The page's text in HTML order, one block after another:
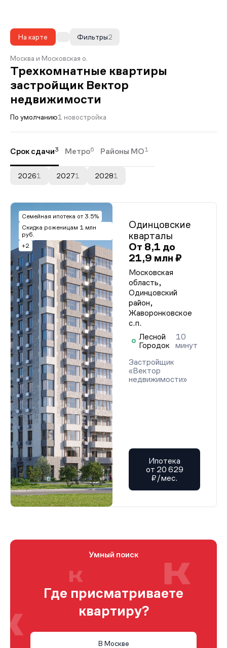
На карте 2
Фильтры
Москва и Московская о.
Трехкомнатные квартиры
застройщик Вектор
недвижимости
По умолчанию1 новостройка
Срок сдачи3 Метро6 Районы МО1
20261 20271 20281
Семейная ипотека от 3.5%
Скидка роженицам 1 млн
руб.
+2
Одинцовские
кварталы
От 8,1 до
21,9 млн ₽
Московская
область,
Одинцовский
район,
Жаворонковское
с.п.
Лесной
Городок
10
минут
Застройщик
«Вектор
недвижимости»
Ипотека
от 20 629
₽/мес.
Умный поиск
Где присматриваете
квартиру?
В Москве